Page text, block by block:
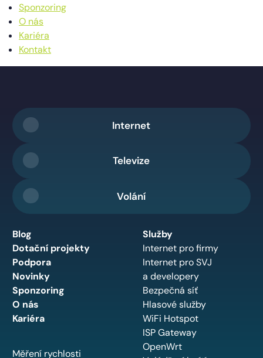
Sponzoring
O nás
Kariéra
Kontakt
Internet
Televize
Volání
Blog
Dotační projekty
Podpora
Novinky
Sponzoring
O nás
Kariéra
Měření rychlosti
Služby
Internet pro firmy
Internet pro SVJ
a developery
Bezpečná síť
Hlasové služby
WiFi Hotspot
ISP Gateway
OpenWrt